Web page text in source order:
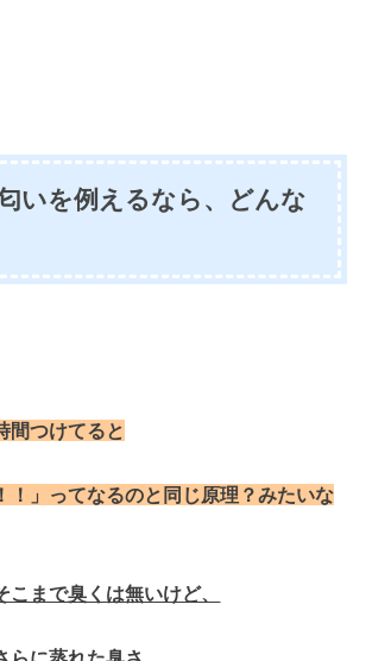
いを例えるなら、どんな
間つけてると
！」ってなるのと 同じ原理？みたいな
こまで臭くは無いけど、